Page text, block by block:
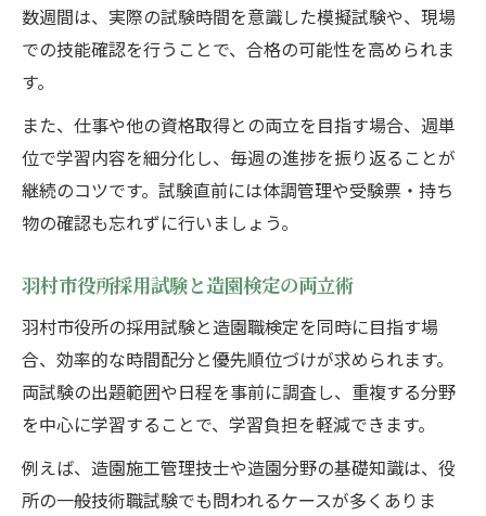
数週間は、実際の試験時間を意識した模擬試験や、現場
での技能確認を行うことで、合格の可能性を高められま
す。
また、仕事や他の資格取得との両立を目指す場合、週単
位で学習内容を細分化し、毎週の進捗を振り返ることが
継続のコツです。試験直前には体調管理や受験票・持ち
物の確認も忘れずに行いましょう。
羽村市役所採用試験と造園検定の両立術
羽村市役所の採用試験と造園職検定を同時に目指す場
合、効率的な時間配分と優先順位づけが求められます。
両試験の出題範囲や日程を事前に調査し、重複する分野
を中心に学習することで、学習負担を軽減できます。
例えば、造園施工管理技士や造園分野の基礎知識は、役
所の一般技術職試験でも問われるケースが多くありま